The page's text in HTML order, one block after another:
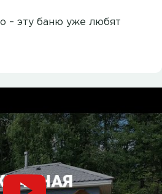
– эту баню уже любят